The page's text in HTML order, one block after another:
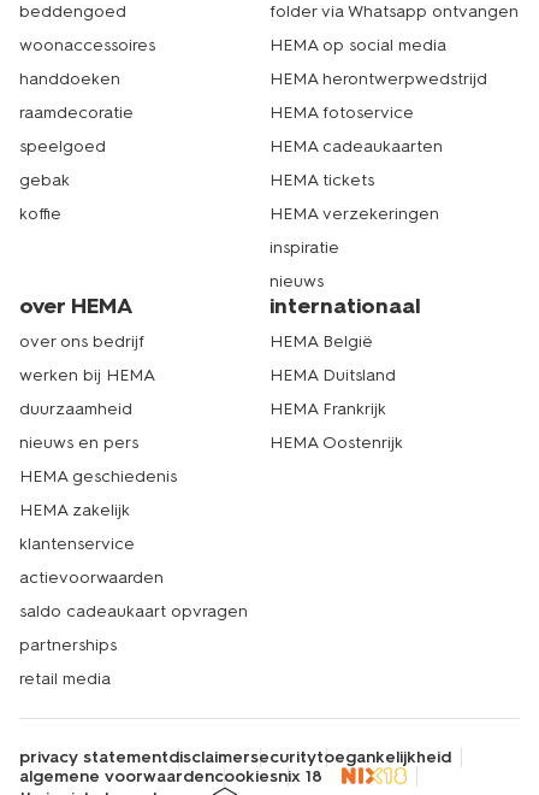
beddengoed
woonaccessoires
handdoeken
raamdecoratie
speelgoed
gebak
koffie
folder via Whatsapp ontvangen
HEMA op social media
HEMA herontwerpwedstrijd
HEMA fotoservice
HEMA cadeaukaarten
HEMA tickets
HEMA verzekeringen
inspiratie
nieuws
over HEMA
over ons bedrijf
werken bij HEMA
duurzaamheid
nieuws en pers
HEMA geschiedenis
HEMA zakelijk
klantenservice
actievoorwaarden
saldo cadeaukaart opvragen
partnerships
retail media
internationaal
HEMA België
HEMA Duitsland
HEMA Frankrijk
HEMA Oostenrijk
privacy statementdisclaimersecuritytoegankelijkheid
algemene voorwaardencookiesnix 18